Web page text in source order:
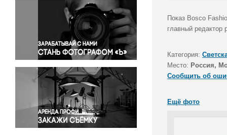
Окружающая среда
Политика
Правосудие
Происшествия и конфликты
Религия
Светская жизнь
Спорт
Экология
Экономика и бизнес
Показ Bosco
главный редактор
Категория:
Место: Россия,
Сообщить об
Ещё фото